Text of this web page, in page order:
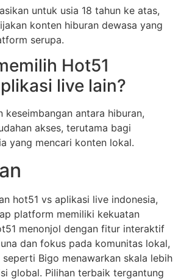
untuk usia 18 tahun ke atas,
konten hiburan dewasa yang
serupa.
Hot51
live lain?
keseimbangan antara hiburan,
akses, terutama bagi
yang mencari konten lokal.
hot51 vs aplikasi live indonesia,
platform memiliki kekuatan
menonjol dengan fitur interaktif
dan fokus pada komunitas lokal,
Bigo menawarkan skala lebih
global. Pilihan terbaik tergantung